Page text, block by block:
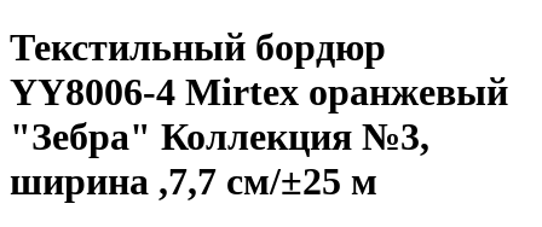
Текстильный бордюр
YY8006-4 Mirtex оранжевый
"Зебра" Коллекция №3,
ширина ,7,7 см/±25 м